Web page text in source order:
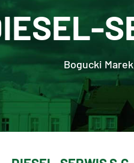
Bogucki